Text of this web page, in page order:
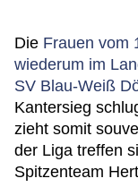
Die Frauen vom
wiederum im
SV Blau-Weiß
Kantersieg
zieht somit
der Liga treffen
Spitzenteam